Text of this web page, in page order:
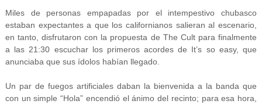
Miles de personas empapadas por el intempestivo chubasco
estaban expectantes a que los californianos salieran al escenario,
en tanto, disfrutaron con la propuesta de The Cult para finalmente
a las 21:30 escuchar los primeros acordes de It’s so easy, que
anunciaba que sus ídolos habían llegado.
Un par de fuegos artificiales daban la bienvenida a la banda que
con un simple “Hola” encendió el ánimo del recinto; para esa hora,